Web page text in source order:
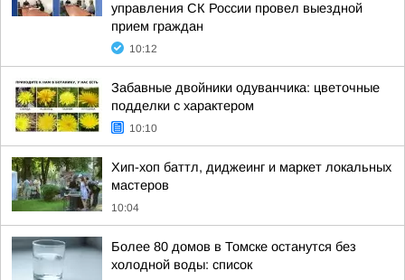
управления СК России провел выездной
прием граждан
10:12
Забавные двойники одуванчика: цветочные
подделки с характером
10:10
Хип-хоп баттл, диджеинг и маркет локальных
мастеров
10:04
Более 80 домов в Томске останутся без
холодной воды: список